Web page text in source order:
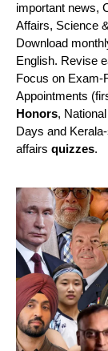
important news,
Affairs, Science
Download
English. Revise
Focus on Exam-
Appointments
Honors,
Days and
affairs quizzes.